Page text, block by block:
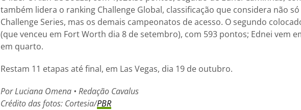
também lidera o ranking Challenge Global, classificação que considera não
Challenge Series, mas os demais campeonatos de acesso. O segundo
(que venceu em Fort Worth dia 8 de setembro), com 593 pontos; Ednei vem
em quarto.
Restam 11 etapas até final, em Las Vegas, dia 19 de outubro.
Por Luciana Omena • Redação Cavalus
Crédito das fotos: Cortesia/PBR